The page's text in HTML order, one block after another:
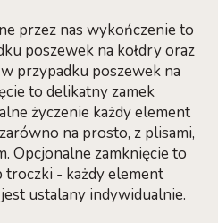
przez nas wykończenie to
poszewek na kołdry oraz
przypadku poszewek na
to delikatny zamek
życzenie każdy element
na prosto, z plisami,
Opcjonalne zamknięcie to
troczki - każdy element
ustalany indywidualnie.